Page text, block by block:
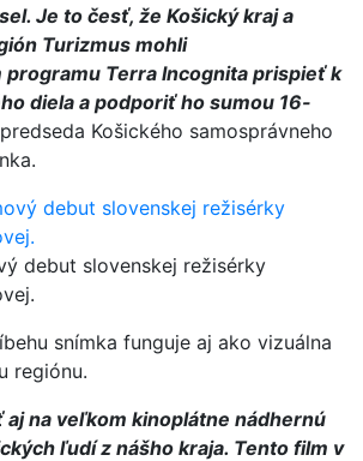
Je to česť, že Košický kraj a
Turizmus mohli
Terra Incognita prispieť k
diela a podporiť ho sumou 16-
predseda Košického samosprávneho
debut slovenskej režisérky
snímka funguje aj ako vizuálna
regiónu.
aj na veľkom kinoplátne nádhernú
ľudí z nášho kraja. Tento film v